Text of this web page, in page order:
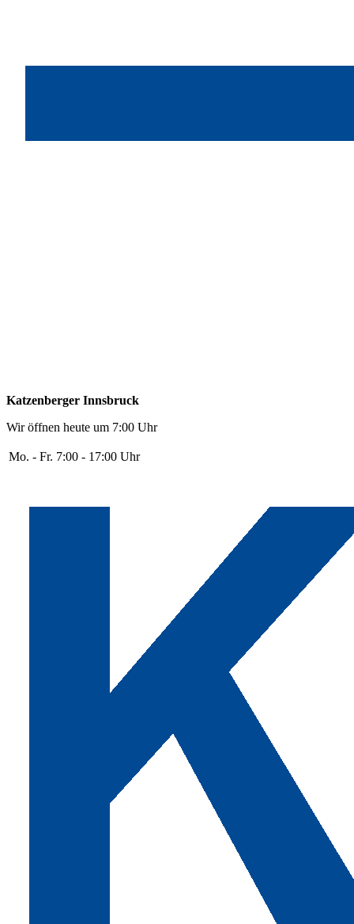
Katzenberger Innsbruck
Wir öffnen heute um 7:00 Uhr
Mo. - Fr. 7:00 - 17:00 Uhr